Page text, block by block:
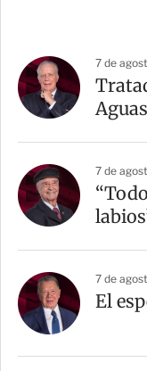
7 de
7 de
7 de
El